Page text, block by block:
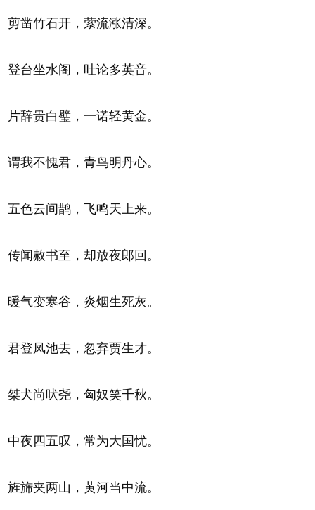
剪凿竹石开，萦流涨清深。
登台坐水阁，吐论多英音。
片辞贵白璧，一诺轻黄金。
谓我不愧君，青鸟明丹心。
五色云间鹊，飞鸣天上来。
传闻赦书至，却放夜郎回。
暖气变寒谷，炎烟生死灰。
君登凤池去，忽弃贾生才。
桀犬尚吠尧，匈奴笑千秋。
中夜四五叹，常为大国忧。
旌旆夹两山，黄河当中流。